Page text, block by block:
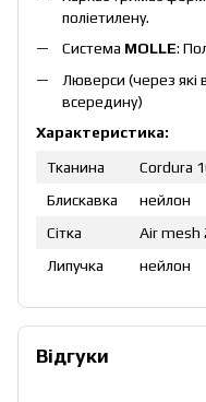
поліетилену.
Система MOLLE:
Люверси (через які
всередину)
Характеристика:
Тканина
Cordura
Блискавка
нейлон
Сітка
Air mesh
Липучка
нейлон
Відгуки